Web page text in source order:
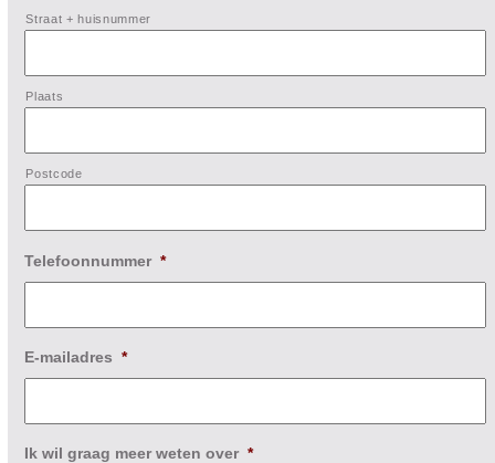
Straat + huisnummer
Plaats
Postcode
Telefoonnummer *
E-mailadres *
Ik wil graag meer weten over *